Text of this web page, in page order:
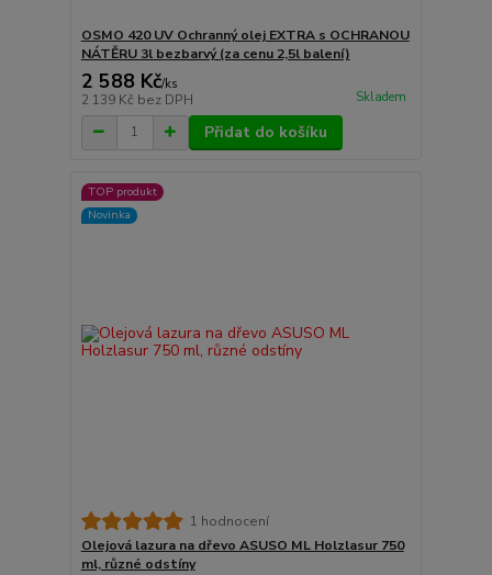
OSMO 420 UV Ochranný olej EXTRA s OCHRANOU
NÁTĚRU 3l bezbarvý (za cenu 2,5l balení)
2 588 Kč/ks
2 139 Kč bez DPH Skladem
Přidat do košíku
TOP produkt
Novinka
1 hodnocení
Olejová lazura na dřevo ASUSO ML Holzlasur 750
ml, různé odstíny